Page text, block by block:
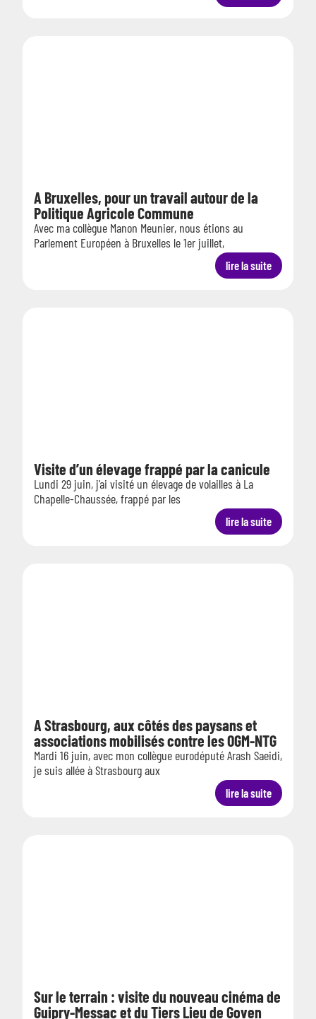
A Bruxelles, pour un travail autour de la
Politique Agricole Commune
Avec ma collègue Manon Meunier, nous étions au
Parlement Européen à Bruxelles le 1er juillet,
lire la suite
Visite d’un élevage frappé par la canicule
Lundi 29 juin, j’ai visité un élevage de volailles à La
Chapelle-Chaussée, frappé par les
lire la suite
A Strasbourg, aux côtés des paysans et
associations mobilisés contre les OGM-NTG
Mardi 16 juin, avec mon collègue eurodéputé Arash Saeidi,
je suis allée à Strasbourg aux
lire la suite
Sur le terrain : visite du nouveau cinéma de
Guipry-Messac et du Tiers Lieu de Goven